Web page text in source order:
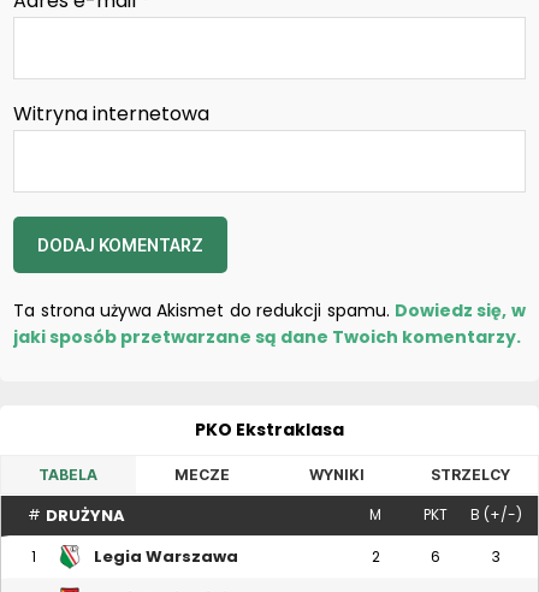
Witryna internetowa
Ta strona używa Akismet do redukcji spamu. Dowiedz się, w
jaki sposób przetwarzane są dane Twoich komentarzy.
PKO Ekstraklasa
TABELA MECZE WYNIKI STRZELCY
# DRUŻYNA M PKT B (+/-)
1 Legia Warszawa 2 6 3